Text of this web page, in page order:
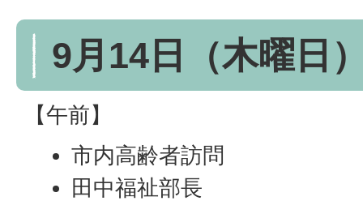
9月14日（木曜日
【午前】
市内高齢者訪問
田中福祉部長